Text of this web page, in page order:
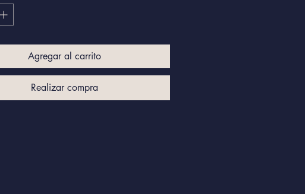
Agregar al carrito
Realizar compra